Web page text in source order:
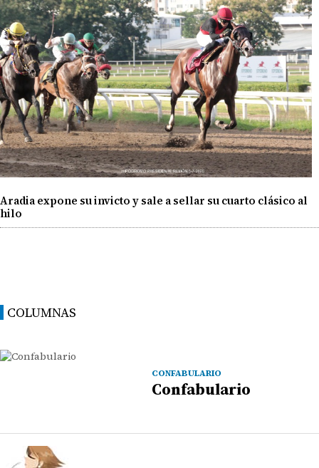
Aradia expone su invicto y sale a sellar su cuarto clásico al
hilo
COLUMNAS
CONFABULARIO
Confabulario